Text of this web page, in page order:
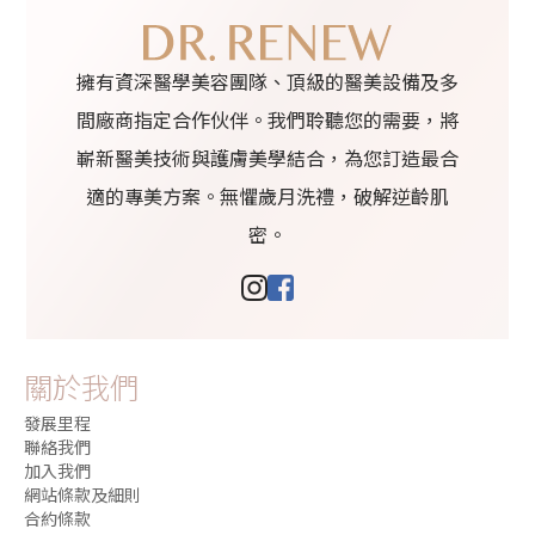
擁有資深醫學美容團隊、頂級的醫美設備及多
間廠商指定合作伙伴。我們聆聽您的需要，將
嶄新醫美技術與護膚美學結合，為您訂造最合
適的專美方案。無懼歲月洗禮，破解逆齡肌
密。
關於我們
發展里程
聯絡我們
加入我們
網站條款及細則
合約條款